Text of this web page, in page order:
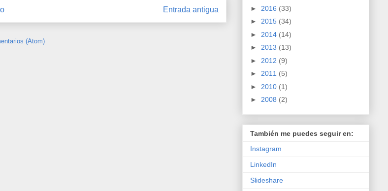
Entrada antigua
(Atom)
► 2016 (33)
► 2015 (34)
► 2014 (14)
► 2013 (13)
► 2012 (9)
► 2011 (5)
► 2010 (1)
► 2008 (2)
También me puedes seguir en:
Instagram
LinkedIn
Slideshare